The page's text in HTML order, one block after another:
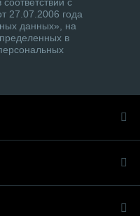
27.07.2006 года
данных», на
в